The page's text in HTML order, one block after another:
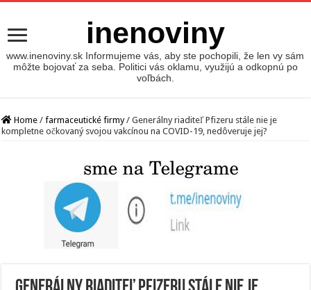
inenoviny
www.inenoviny.sk Informujeme vás, aby ste pochopili, že len vy sám
môžte bojovať za seba. Politici vás oklamu, využijú a odkopnú po
voľbách.
Home / farmaceutické firmy / Generálny riaditeľ Pfizeru stále nie je
kompletne očkovaný svojou vakcínou na COVID-19, nedôveruje jej?